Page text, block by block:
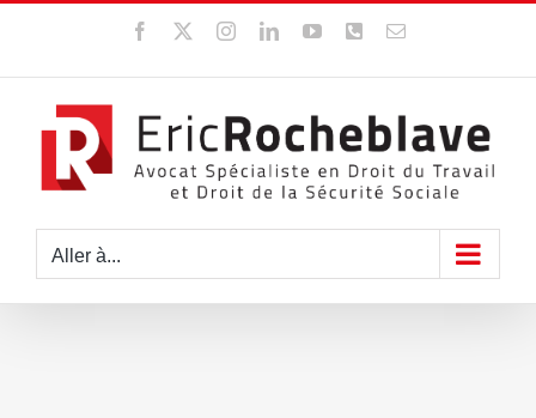
contenu
Facebook InstagramLinkedInYouTubeWhatsApp
Email
Aller à...